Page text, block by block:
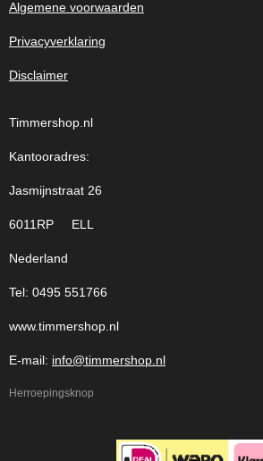
Algemene voorwaarden
Privacyverklaring
Disclaimer
Timmershop.nl
Kantooradres:
Jasmijnstraat 26
6011RP ELL
Nederland
Tel: 0495 551766
www.timmershop.nl
E-mail: info@timmershop.nl
Herroepingsknop